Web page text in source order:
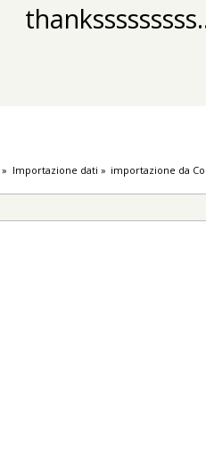
» Importazione dati » importazione da